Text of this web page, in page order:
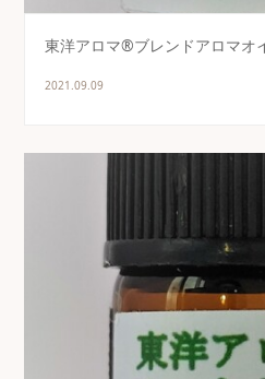
東洋アロマ®ブレンドアロマ
2021.09.09